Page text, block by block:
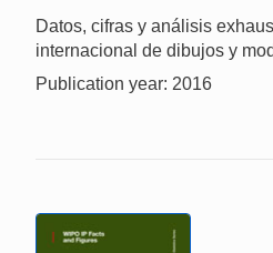
Datos, cifras y análisis
internacional de dibujos y
Publication year: 2016